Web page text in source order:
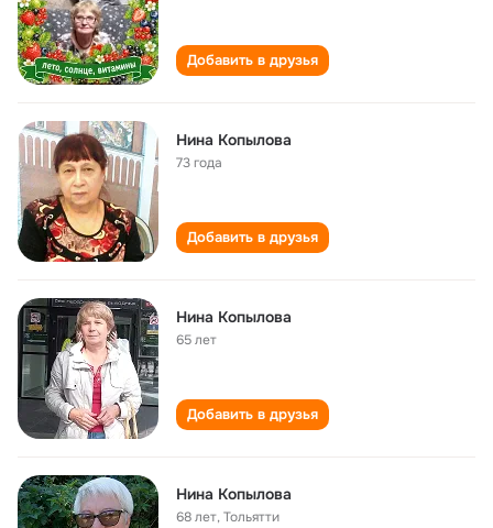
Добавить в друзья
Нина Копылова
73 года
Добавить в друзья
Нина Копылова
65 лет
Добавить в друзья
Нина Копылова
68 лет,Тольятти